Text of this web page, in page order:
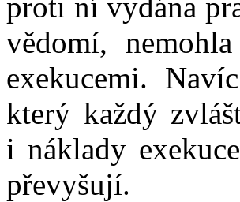
vědomí,
exekucemi.
který každý
i náklady
převyšují.